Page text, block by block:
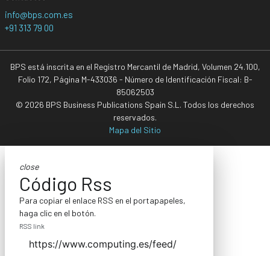
info@bps.com.es
+91 313 79 00
BPS está inscrita en el Registro Mercantil de Madrid, Volumen 24.100,
Folio 172, Página M-433036 - Número de Identificación Fiscal: B-
85062503
© 2026 BPS Business Publications Spain S.L. Todos los derechos
reservados.
Mapa del Sitio
close
Código Rss
Para copiar el enlace RSS en el portapapeles,
haga clic en el botón.
RSS link